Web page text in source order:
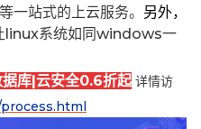
等一站式的上云服务。 另外，
linux系统如同windows一
库|云安全0.6折起 详情访